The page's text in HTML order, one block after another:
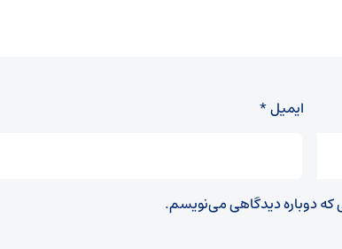
ایمیل*
که دوباره دیدگاهی می‌نویسم.